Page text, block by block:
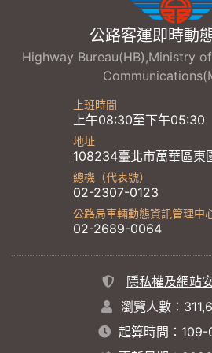
公路客運即時動
Highway Bureau(HB),Ministry
上班時間
上午08:30至下午05:30
地址
108234臺北市萬華區東
總機（代表號）
02-2307-0123
公路局車輛動態資訊管理中
02-2689-0064
隱私權及網站
瀏覽人數：
起算時間：